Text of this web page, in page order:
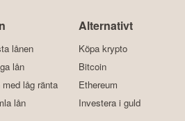
lånen
lån
med låg ränta
lån
Alternativt
Köpa krypto
Bitcoin
Ethereum
Investera i guld